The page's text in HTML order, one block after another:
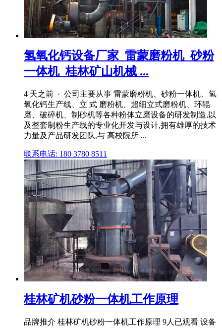
氢氧化钙设备厂家_雷蒙磨粉机_砂粉
一体机_桂林矿山机械 ...
4 天之前 · 公司主要从事 雷蒙磨粉机、砂粉一体机、氢
氧化钙生产线、立 式 磨粉机、超细立式磨粉机、环辊
磨、破碎机、制砂机等各种粉体立磨设备的研发制造,以
及整套制粉生产线的专业化开发与设计,拥有雄厚的技术
力量及产品研发团队,与 高校院所 ...
联系电话: 180 3780 8511
桂林矿机砂粉一体机工作原理
品牌推介 桂林矿机砂粉一体机工作原理 9人已观看 设备